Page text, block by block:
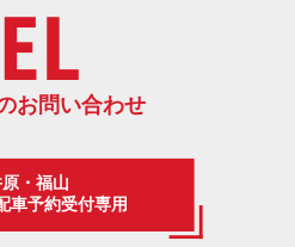
お問い合わせ
・福山
車予約受付専用